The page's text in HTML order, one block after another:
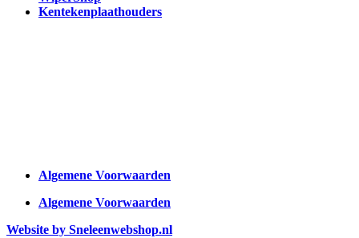
Kentekenplaathouders
Algemene Voorwaarden
Algemene Voorwaarden
Website by Sneleenwebshop.nl